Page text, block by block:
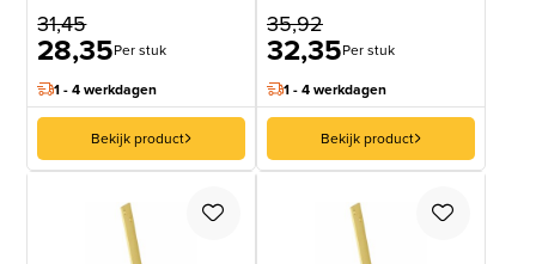
31,45
28,35Per stuk
1 - 4 werkdagen
Bekijk product
35,92
32,35Per stuk
1 - 4 werkdagen
Bekijk product